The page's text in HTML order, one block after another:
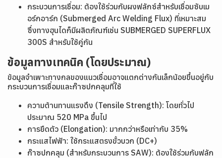
กระบวนการเชื่อม: ต้องใช้ร่วมกับผงฟลักซ์สำหรับเชื่อมซับเม
อร์กอาร์ก (Submerged Arc Welding Flux) ที่เหมาะสม
ซึ่งทางฮุนไดก็มีผลิตภัณฑ์เช่น SUBMERGED SUPERFLUX
300S สำหรับใช้คู่กัน
ข้อมูลทางเทคนิค (โดยประมาณ)
ข้อมูลจำเพาะทางกลของแนวเชื่อมอาจแตกต่างกันเล็กน้อยขึ้นอยู่กับ
กระบวนการเชื่อมและก๊าซปกคลุมที่ใช้
ความต้านทานแรงดึง (Tensile Strength): โดยทั่วไป
ประมาณ 520 MPa ขึ้นไป
การยืดตัว (Elongation): มากกว่าหรือเท่ากับ 35%
กระแสไฟฟ้า: ใช้กระแสตรงขั้วบวก (DC+)
ก๊าซปกคลุม (สำหรับกระบวนการ SAW): ต้องใช้ร่วมกับฟลัก